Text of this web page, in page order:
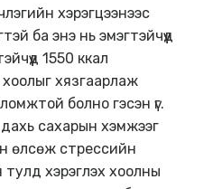
хэрэгцээнээс
ба энэ нь эмэгтэйчүүд
1550 ккал
хязгаарлаж
болно гэсэн үг.
сахарын хэмжээг
өлсөж стрессийн
тулд хэрэглэх хоолны